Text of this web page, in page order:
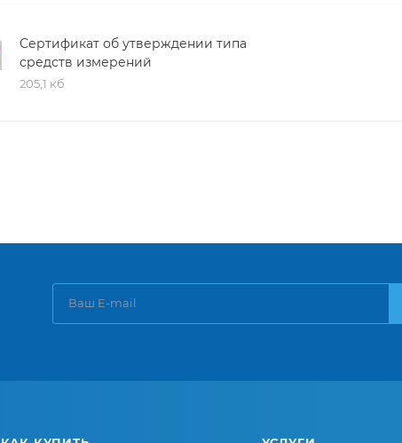
Сертификат об утверждении типа
средств измерений
205,1 кб